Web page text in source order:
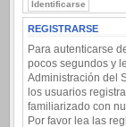
REGISTRARSE
Para autenticarse
pocos segundos y
Administración del
los usuarios
familiarizado con
Por favor lea las